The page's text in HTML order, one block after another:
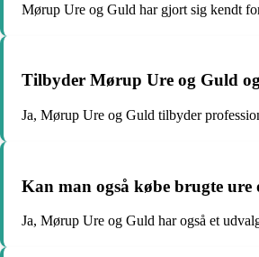
Mørup Ure og Guld har gjort sig kendt
Tilbyder Mørup Ure og Guld
Ja, Mørup Ure og Guld tilbyder
Kan man også købe brugte
Ja, Mørup Ure og Guld har også et